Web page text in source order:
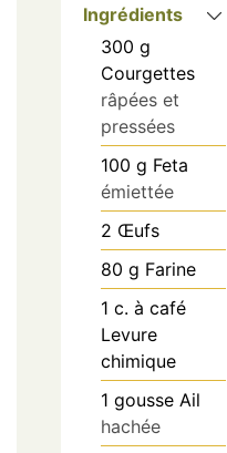
Ingrédients
300 g
Courgettes
râpées et
pressées
100 g Feta
émiettée
2 Œufs
80 g Farine
1 c. à café
Levure
chimique
1 gousse Ail
hachée